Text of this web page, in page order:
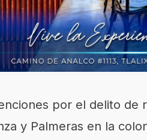
por el delito de
y Palmeras en la